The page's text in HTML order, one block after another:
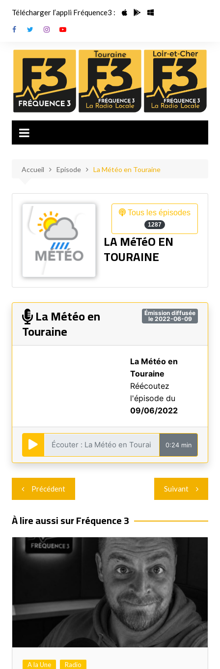
contenu
Télécharger l’appli Fréquence3 :
Accueil Episode La Météo en Touraine
Tous les épisodes
1287
LA MéTéO EN
TOURAINE
Émission diffusée
le 2022-06-09
La Météo en
Touraine
La Météo en
Touraine
Réécoutez
l'épisode du
09/06/2022
0:24 min
Navigation
de
l’article
Précédent Suivant
À lire aussi sur Fréquence 3
A la Une Radio